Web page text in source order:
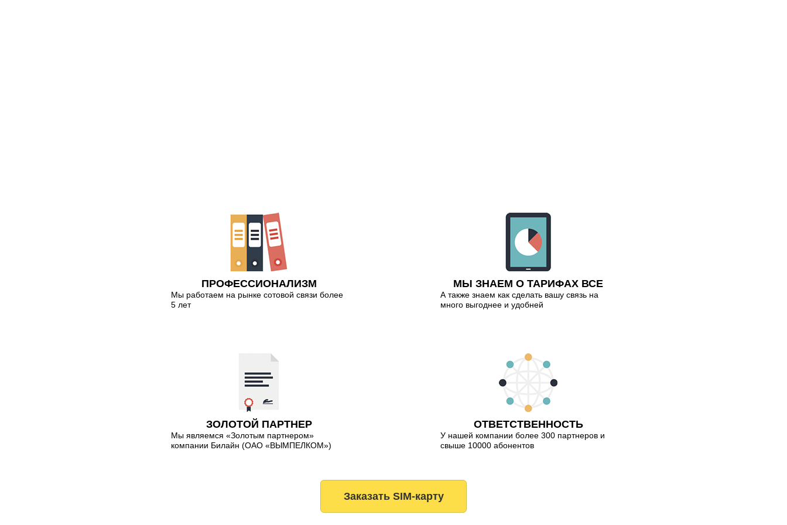
ПРОФЕССИОНАЛИЗМ
Мы работаем на рынке сотовой связи более
5 лет
МЫ ЗНАЕМ О ТАРИФАХ ВСЕ
А также знаем как сделать вашу связь на
много выгоднее и удобней
ЗОЛОТОЙ ПАРТНЕР
Мы являемся «Золотым партнером»
компании Билайн (ОАО «ВЫМПЕЛКОМ»)
ОТВЕТСТВЕННОСТЬ
У нашей компании более 300 партнеров и
свыше 10000 абонентов
Заказать SIM-карту